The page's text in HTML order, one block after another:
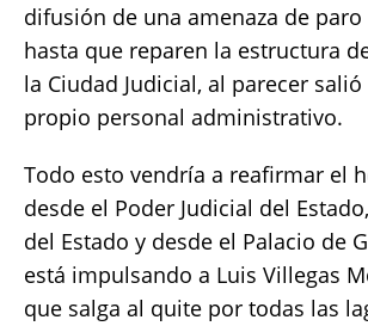
difusión de una amenaza de
hasta que reparen la estructura
la Ciudad Judicial, al parecer salió
propio personal administrativo.
Todo esto vendría a reafirmar el
desde el Poder Judicial del
del Estado y desde el Palacio de
está impulsando a Luis Villegas
que salga al quite por todas las